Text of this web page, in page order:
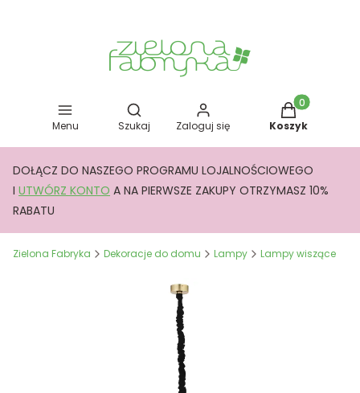
Menu
Otwórz wyszukiwarkę
Szukaj Zaloguj się
Produkty w
Koszyk
DOŁĄCZ DO NASZEGO PROGRAMU LOJALNOŚCIOWEGO
I UTWÓRZ KONTO A NA PIERWSZE ZAKUPY OTRZYMASZ 10%
RABATU
Zielona Fabryka Dekoracje do domu Lampy Lampy wiszące